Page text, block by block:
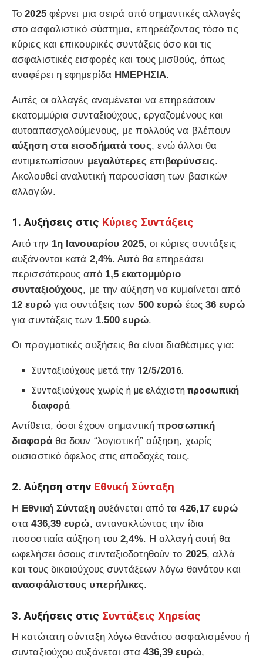
Το2025φέρνει μια σειρά από σημαντικές αλλαγές
στο ασφαλιστικό σύστημα, επηρεάζοντας τόσο τις
κύριες και επικουρικές συντάξεις όσο και τις
ασφαλιστικές εισφορές και τους μισθούς, όπως
αναφέρει η εφημερίδα ΗΜΕΡΗΣΙΑ.
Αυτές οι αλλαγές αναμένεται να επηρεάσουν
εκατομμύρια συνταξιούχους, εργαζομένους και
αυτοαπασχολούμενους, με πολλούς να βλέπουν
αύξηση στα εισοδήματά τους, ενώ άλλοι θα
αντιμετωπίσουν μεγαλύτερες επιβαρύνσεις.
Ακολουθεί αναλυτική παρουσίαση των βασικών
αλλαγών.
1. Αυξήσεις στις Κύριες Συντάξεις
Από την 1η Ιανουαρίου 2025, οι κύριες συντάξεις
αυξάνονται κατά 2,4%. Αυτό θα επηρεάσει
περισσότερους από 1,5 εκατομμύριο
συνταξιούχους, με την αύξηση να κυμαίνεται από
12 ευρώγια συντάξεις των 500 ευρώ έως 36 ευρώ
για συντάξεις των 1.500 ευρώ.
Οι πραγματικές αυξήσεις θα είναι διαθέσιμες για:
Συνταξιούχους μετά την 12/5/2016.
Συνταξιούχους χωρίς ή με ελάχιστηπροσωπική
διαφορά.
Αντίθετα, όσοι έχουν σημαντικήπροσωπική
διαφοράθα δουν “λογιστική” αύξηση, χωρίς
ουσιαστικό όφελος στις αποδοχές τους.
2. Αύξηση στην Εθνική Σύνταξη
Η Εθνική Σύνταξηαυξάνεται από τα426,17 ευρώ
στα436,39 ευρώ, αντανακλώντας την ίδια
ποσοστιαία αύξηση του2,4%. Η αλλαγή αυτή θα
ωφελήσει όσους συνταξιοδοτηθούν το 2025, αλλά
και τους δικαιούχους συντάξεων λόγω θανάτου και
ανασφάλιστους υπερήλικες.
3. Αυξήσεις στις Συντάξεις Χηρείας
Η κατώτατη σύνταξη λόγω θανάτου ασφαλισμένου ή
συνταξιούχου αυξάνεται στα 436,39 ευρώ,